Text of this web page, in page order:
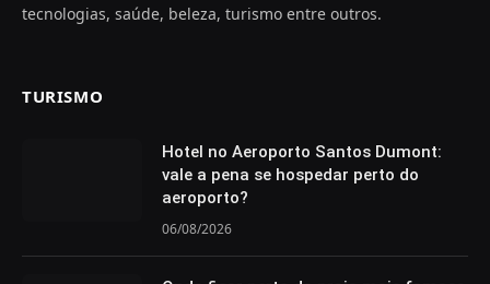
tecnologias, saúde, beleza, turismo entre outros.
TURISMO
Hotel no Aeroporto Santos Dumont:
vale a pena se hospedar perto do
aeroporto?
06/08/2026